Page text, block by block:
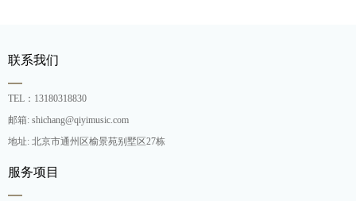
联系我们
TEL：13180318830
邮箱: shichang@qiyimusic.com
地址: 北京市通州区榆景苑别墅区27栋
服务项目